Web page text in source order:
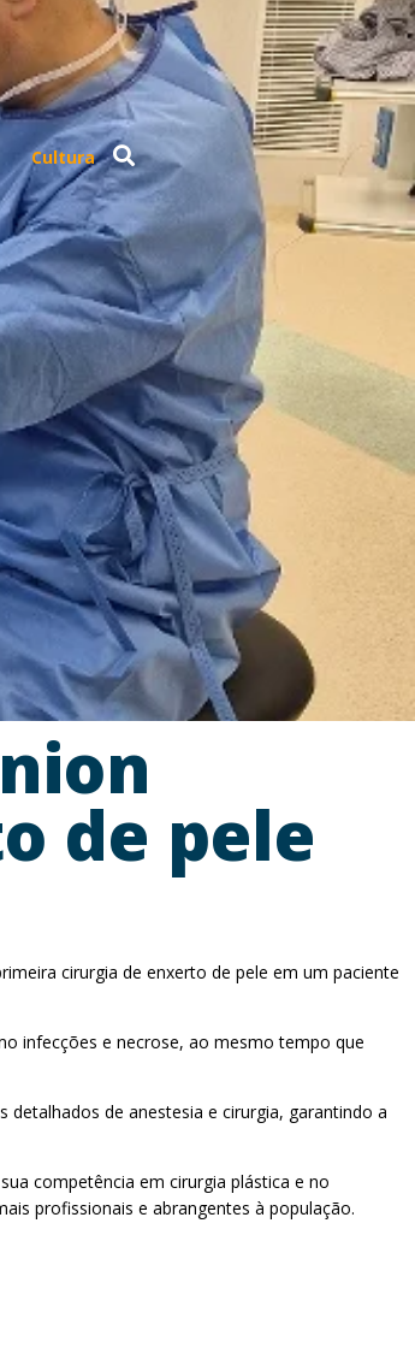
Cultura
de pele
cirurgia de enxerto de pele em um paciente
infecções e necrose, ao mesmo tempo que
de anestesia e cirurgia, garantindo a
competência em cirurgia plástica e no
profissionais e abrangentes à população.